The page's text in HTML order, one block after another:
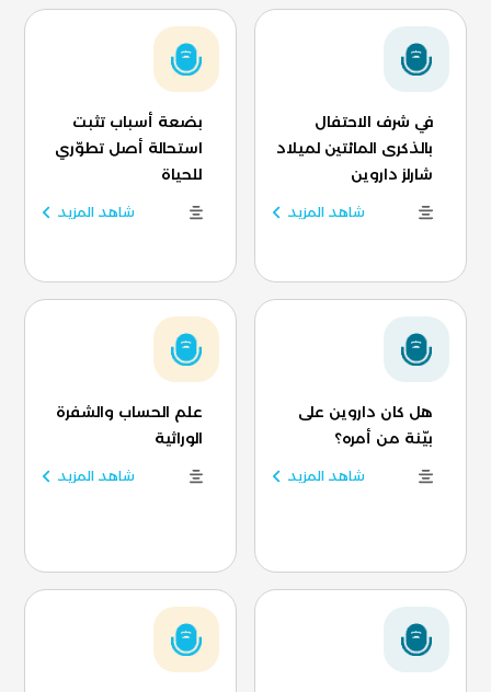
في شرف الاحتفال
بالذكرى المائتين لميلاد
شارلز داروين
شاهد المزيد
بضعة أسباب تثبت
استحالة أصل تطوّري
للحياة
شاهد المزيد
هل كان داروين على
بيّنة من أمره؟
شاهد المزيد
علم الحساب والشفرة
الوراثية
شاهد المزيد